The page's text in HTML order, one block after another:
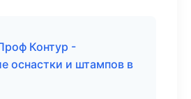
Контур -
оснастки и штампов в